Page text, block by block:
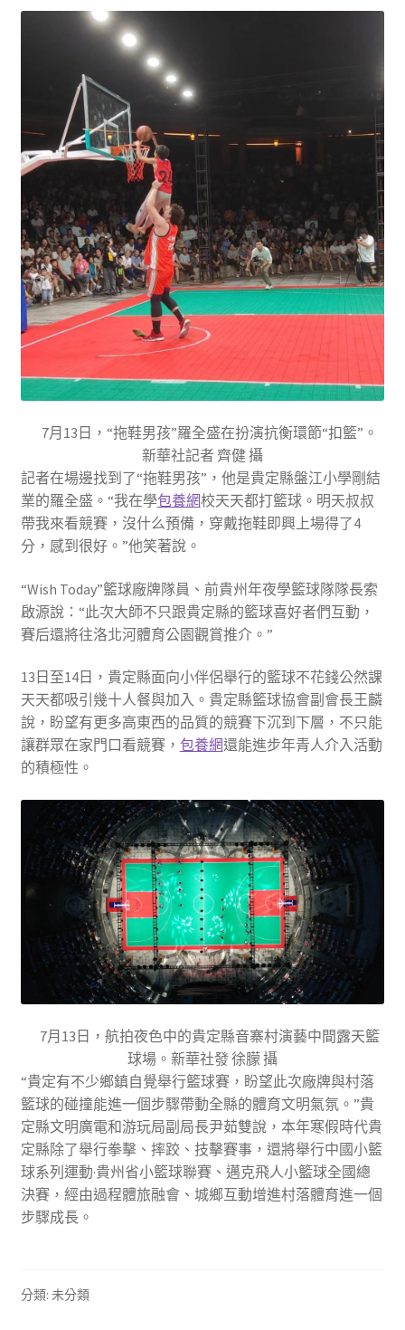
7月13日，“拖鞋男孩”羅全盛在扮演抗衡環節“扣籃”。
新華社記者 齊健 攝
記者在場邊找到了“拖鞋男孩”，他是貴定縣盤江小學剛結
業的羅全盛。“我在學包養網校天天都打籃球。明天叔叔
帶我來看競賽，沒什么預備，穿戴拖鞋即興上場得了4
分，感到很好。”他笑著說。
“Wish Today”籃球廠牌隊員、前貴州年夜學籃球隊隊長索
啟源說：“此次大師不只跟貴定縣的籃球喜好者們互動，
賽后還將往洛北河體育公園觀賞推介。”
13日至14日，貴定縣面向小伴侶舉行的籃球不花錢公然課
天天都吸引幾十人餐與加入。貴定縣籃球協會副會長王麟
說，盼望有更多高東西的品質的競賽下沉到下層，不只能
讓群眾在家門口看競賽， 包養網還能進步年青人介入活動
的積極性。
7月13日，航拍夜色中的貴定縣音寨村演藝中間露天籃
球場。新華社發 徐朦 攝
“貴定有不少鄉鎮自覺舉行籃球賽，盼望此次廠牌與村落
籃球的碰撞能進一個步驟帶動全縣的體育文明氣氛。”貴
定縣文明廣電和游玩局副局長尹茹雙說，本年寒假時代貴
定縣除了舉行拳擊、摔跤、技擊賽事，還將舉行中國小籃
球系列運動·貴州省小籃球聯賽、邁克飛人小籃球全國總
決賽，經由過程體旅融會、城鄉互動增進村落體育進一個
步驟成長。
分類: 未分類